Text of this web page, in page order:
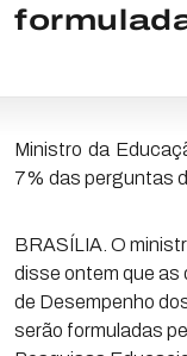
Ministro da
7% das perguntas
BRASÍLIA. O
disse ontem que as
de Desempenho
serão formuladas